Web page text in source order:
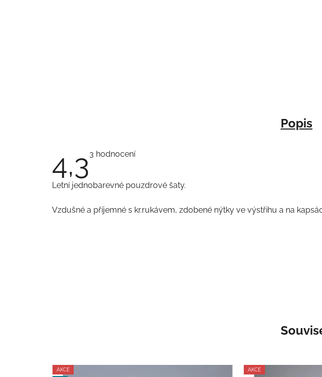
Popis
4,3Průměrné
4,3
hvězdiček.
3 hodnocení
Letní jednobarevné pouzdrové šaty.
Vzdušné a příjemné s kr.rukávem, zdobené nýtky ve výstřihu a na
AKCE
AKCE